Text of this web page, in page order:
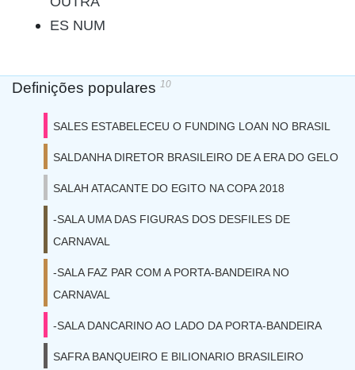
ES NUM
Definições populares 10
SALES ESTABELECEU O FUNDING LOAN NO BRASIL
SALDANHA DIRETOR BRASILEIRO DE A ERA DO GELO
SALAH ATACANTE DO EGITO NA COPA 2018
-SALA UMA DAS FIGURAS DOS DESFILES DE
CARNAVAL
-SALA FAZ PAR COM A PORTA-BANDEIRA NO
CARNAVAL
-SALA DANCARINO AO LADO DA PORTA-BANDEIRA
SAFRA BANQUEIRO E BILIONARIO BRASILEIRO